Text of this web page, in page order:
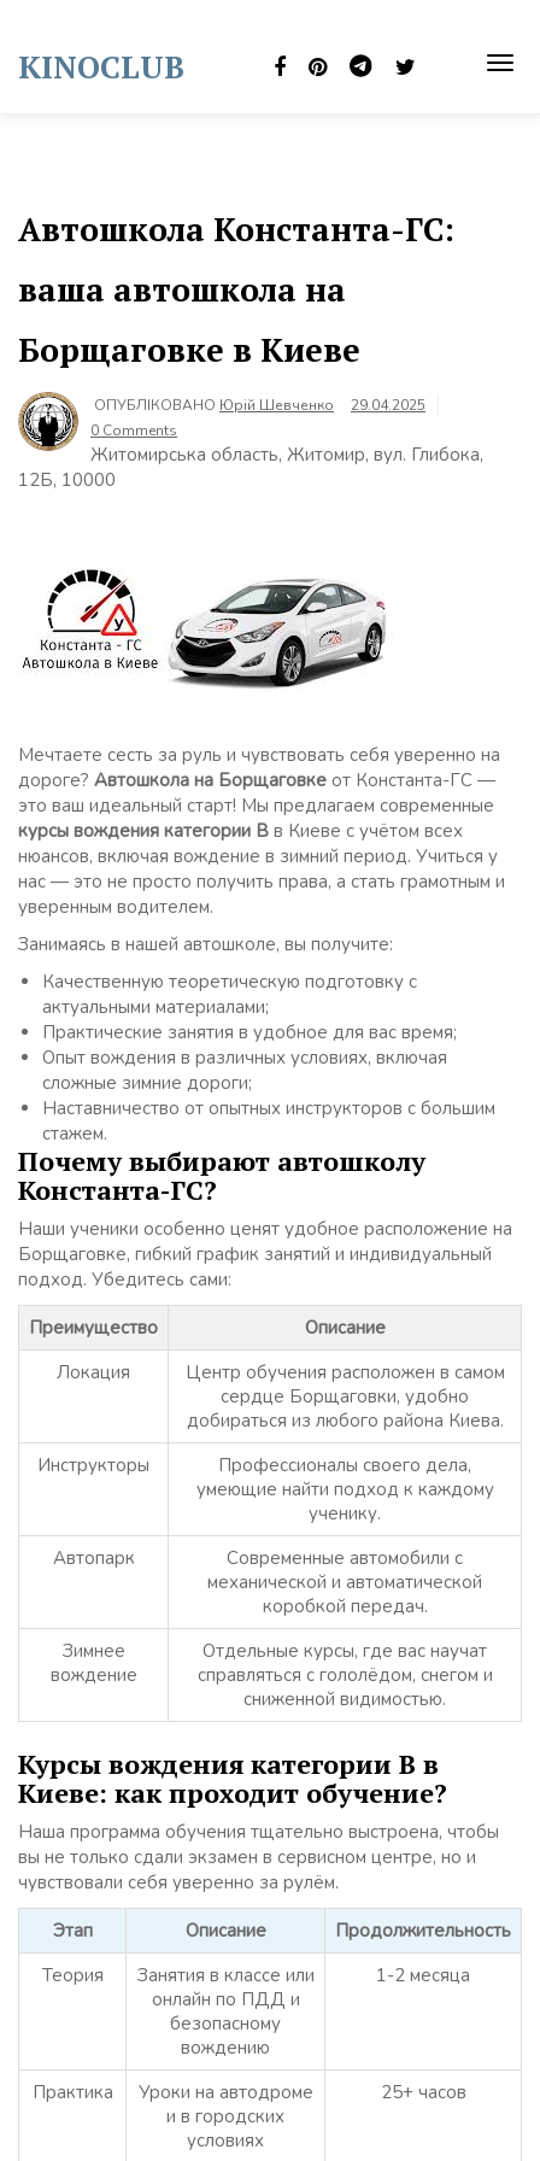
content
KINOCLUB
Автошкола Константа-ГС:
ваша автошкола на
Борщаговке в Киеве
ОПУБЛІКОВАНО Юрій Шевченко
29.04.2025
0 Comments
Житомирська область, Житомир, вул. Глибока,
12Б, 10000
Мечтаете сесть за руль и чувствовать себя уверенно на
дороге? Автошкола на Борщаговке от Константа-ГС —
это ваш идеальный старт! Мы предлагаем современные
курсы вождения категории B в Киеве с учётом всех
нюансов, включая вождение в зимний период. Учиться у
нас — это не просто получить права, а стать грамотным и
уверенным водителем.
Занимаясь в нашей автошколе, вы получите:
Качественную теоретическую подготовку с
актуальными материалами;
Практические занятия в удобное для вас время;
Опыт вождения в различных условиях, включая
сложные зимние дороги;
Наставничество от опытных инструкторов с большим
стажем.
Почему выбирают автошколу
Константа-ГС?
Наши ученики особенно ценят удобное расположение на
Борщаговке, гибкий график занятий и индивидуальный
подход. Убедитесь сами:
Преимущество
Описание
Локация
Центр обучения расположен в самом
сердце Борщаговки, удобно
добираться из любого района Киева.
Инструкторы
Профессионалы своего дела,
умеющие найти подход к каждому
ученику.
Автопарк
Современные автомобили с
механической и автоматической
коробкой передач.
Зимнее
вождение
Отдельные курсы, где вас научат
справляться с гололёдом, снегом и
сниженной видимостью.
Курсы вождения категории B в
Киеве: как проходит обучение?
Наша программа обучения тщательно выстроена, чтобы
вы не только сдали экзамен в сервисном центре, но и
чувствовали себя уверенно за рулём.
Этап
Описание
Продолжительность
Теория
Занятия в классе или
онлайн по ПДД и
безопасному
вождению
1-2 месяца
Практика
Уроки на автодроме
и в городских
условиях
25+ часов